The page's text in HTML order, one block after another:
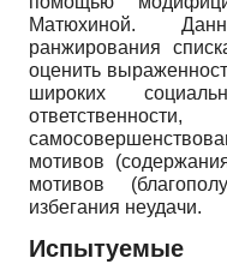
Матюхиной.
ранжирования
оценить
широких
мотивов
мотивов
избегания неудачи.
Испытуемые